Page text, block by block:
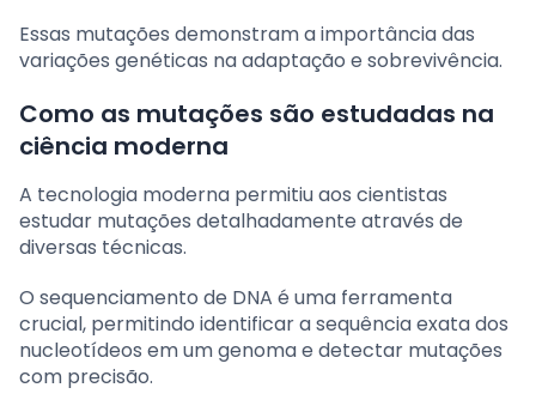
Essas mutações demonstram a importância das
variações genéticas na adaptação e sobrevivência.
Como as mutações são estudadas na
ciência moderna
A tecnologia moderna permitiu aos cientistas
estudar mutações detalhadamente através de
diversas técnicas.
O sequenciamento de DNA é uma ferramenta
crucial, permitindo identificar a sequência exata dos
nucleotídeos em um genoma e detectar mutações
com precisão.